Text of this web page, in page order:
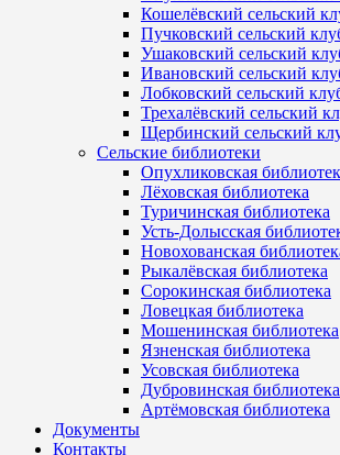
Кошелёвский сельский
Пучковский сельский
Ушаковский сельский
Ивановский сельский
Лобковский сельский
Трехалёвский сельский
Щербинский сельский
Сельские библиотеки
Опухликовская
Лёховская библиотека
Туричинская библиотека
Усть-Долысская
Новохованская
Рыкалёвская библиотека
Сорокинская библиотека
Ловецкая библиотека
Мошенинская библиотека
Язненская библиотека
Усовская библиотека
Дубровинская библиотека
Артёмовская библиотека
Документы
Контакты